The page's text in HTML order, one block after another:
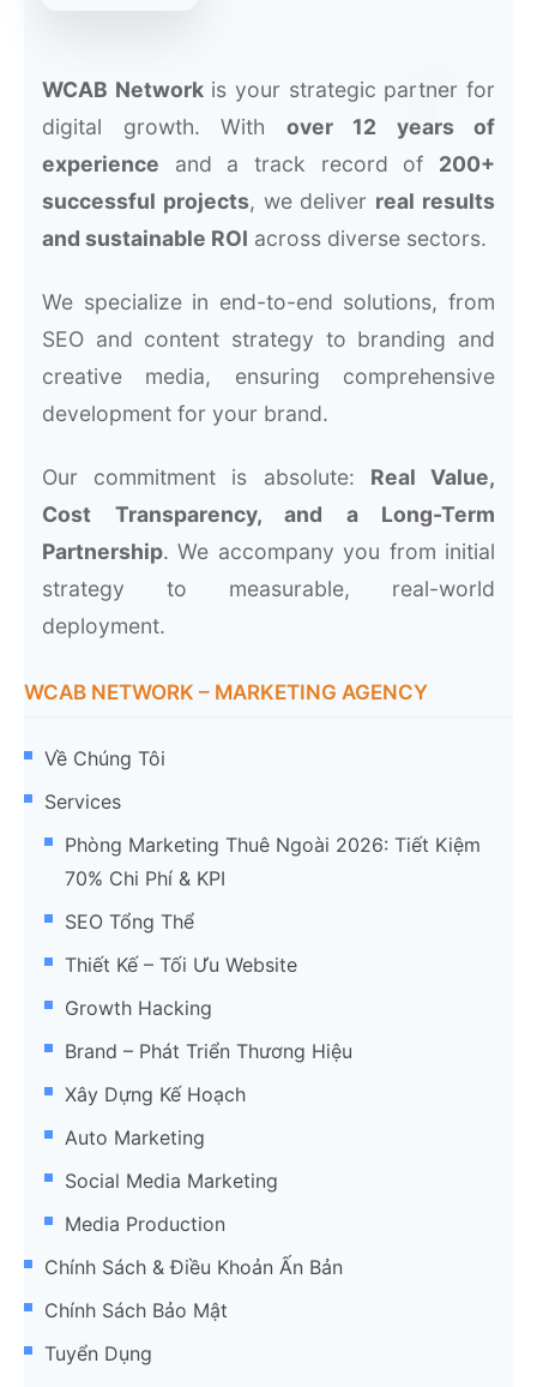
WCAB Networkis your strategic partner for
digital growth. With over 12 years of
experience and a track record of 200+
successful projects, we deliver real results
and sustainable ROI across diverse sectors.
We specialize in end-to-end solutions, from
SEO and content strategy to branding and
creative media, ensuring comprehensive
development for your brand.
Our commitment is absolute: Real Value,
Cost Transparency, and a Long-Term
Partnership. We accompany you from initial
strategy to measurable, real-world
deployment.
WCAB NETWORK – MARKETING AGENCY
Về Chúng Tôi
Services
Phòng Marketing Thuê Ngoài 2026: Tiết Kiệm
70% Chi Phí & KPI
SEO Tổng Thể
Thiết Kế – Tối Ưu Website
Growth Hacking
Brand – Phát Triển Thương Hiệu
Xây Dựng Kế Hoạch
Auto Marketing
Social Media Marketing
Media Production
Chính Sách & Điều Khoản Ấn Bản
Chính Sách Bảo Mật
Tuyển Dụng